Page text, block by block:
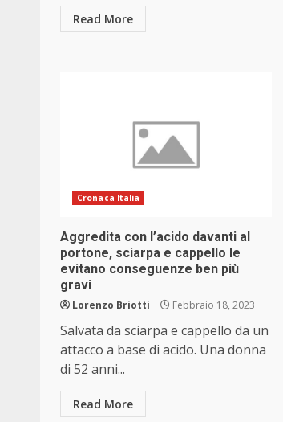
Read More
Cronaca Italia
Aggredita con l’acido davanti al
portone, sciarpa e cappello le
evitano conseguenze ben più
gravi
Lorenzo Briotti Febbraio 18, 2023
Salvata da sciarpa e cappello da un
attacco a base di acido. Una donna
di 52 anni...
Read More